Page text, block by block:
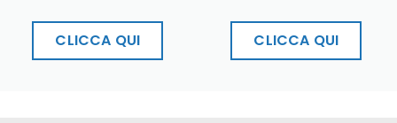
CLICCA QUI CLICCA QUI